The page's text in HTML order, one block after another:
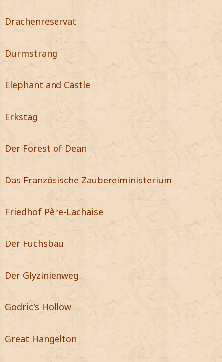
Drachenreservat
Durmstrang
Elephant and Castle
Erkstag
Der Forest of Dean
Das Französische Zaubereiministerium
Friedhof Père-Lachaise
Der Fuchsbau
Der Glyzinienweg
Godric's Hollow
Great Hangelton